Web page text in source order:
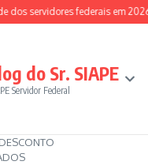
dos servidores federais em 2026
do Sr. SIAPE
Servidor Federal